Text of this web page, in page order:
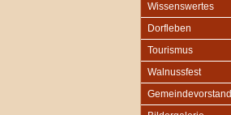
Wissenswertes
Dorfleben
Tourismus
Walnussfest
Gemeindevorstand